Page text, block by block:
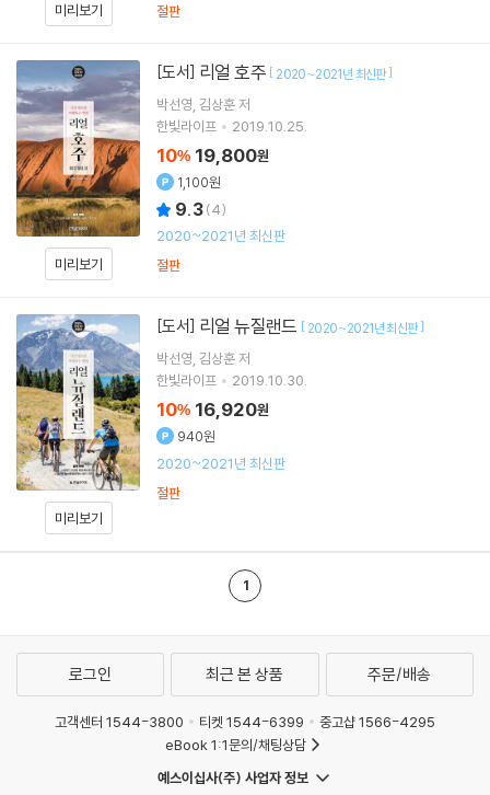
미리보기
절판
미리보기
[도서] 리얼 호주 [ 2020~2021년 최신판]
박선영 김상훈저
한빛라이프
2019.10.25.
10% 19,800원
1,100원
9.3(4)
2020~2021년 최신판
절판
미리보기
[도서] 리얼 뉴질랜드 [ 2020~2021년 최신판]
박선영 김상훈저
한빛라이프
2019.10.30.
10% 16,920원
940원
2020~2021년 최신판
절판
1
로그인 최근 본 상품 주문/배송
고객센터 1544-3800 티켓 1544-6399
중고샵 1566-4295
eBook 1:1문의/채팅상담
예스이십사(주) 사업자 정보